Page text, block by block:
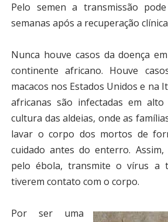
Pelo semen a transmissão
semanas após a recuperação
Nunca houve casos da doença
continente africano. Houve
macacos nos Estados Unidos e na
africanas são infectadas em
cultura das aldeias, onde as
lavar o corpo dos mortos de
cuidado antes do enterro.
pelo ébola, transmite o vírus a
tiverem contato com o corpo.
Por ser uma